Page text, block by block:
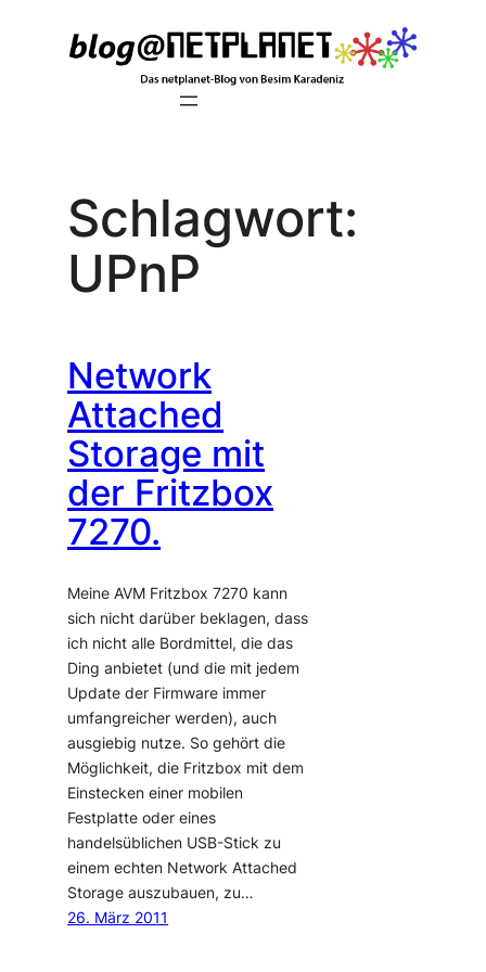
Schlagwort:
UPnP
Network
Attached
Storage mit
der Fritzbox
7270.
Meine AVM Fritzbox 7270 kann
sich nicht darüber beklagen, dass
ich nicht alle Bordmittel, die das
Ding anbietet (und die mit jedem
Update der Firmware immer
umfangreicher werden), auch
ausgiebig nutze. So gehört die
Möglichkeit, die Fritzbox mit dem
Einstecken einer mobilen
Festplatte oder eines
handelsüblichen USB-Stick zu
einem echten Network Attached
Storage auszubauen, zu…
26. März 2011